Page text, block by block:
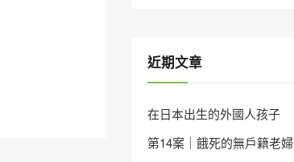
近期文章
在日本出生的外國人孩子
第14案｜餓死的無戶籍老婦